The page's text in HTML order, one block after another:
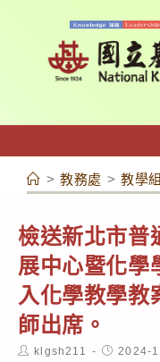
容
> 教務處 > 教學組
檢送新北市普
展中心暨化學
入化學教學教
師出席。
Postklgsh211
Post2024-